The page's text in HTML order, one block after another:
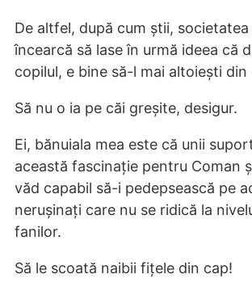
De altfel, după cum știi,
încearcă să lase în urmă ideea că
copilul, e bine să-l mai altoiești
Să nu o ia pe căi greșite, desigur.
Ei, bănuiala mea este că unii
această fascinație pentru Coman
văd capabil să-i pedepsească pe
nerușinați care nu se ridică la
fanilor.
Să le scoată naibii fițele din cap!